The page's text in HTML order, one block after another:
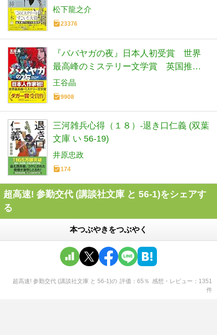
松下龍之介
23376
『ババヤガの夜』日本人初受賞 世界
最高峰のミステリー文学賞 英国推理
作家協会賞(ダガー賞） (河出文庫 お 46-
1)
王谷晶
9908
三河雑兵心得（１８）-退き口仁義 (双葉
文庫 い 56-19)
井原忠政
174
超高速! 参勤交代 (講談社文庫 と 56-1)をシェアす
る
本つぶやきをつぶやく
超高速! 参勤交代 (講談社文庫 と 56-1)の 評価 65 ％ 感想・レビュー
1351
件